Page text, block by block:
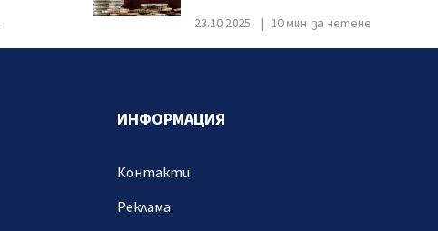
23.10.2025 10 мин. за четене
ИНФОРМАЦИЯ
Контакти
Реклама